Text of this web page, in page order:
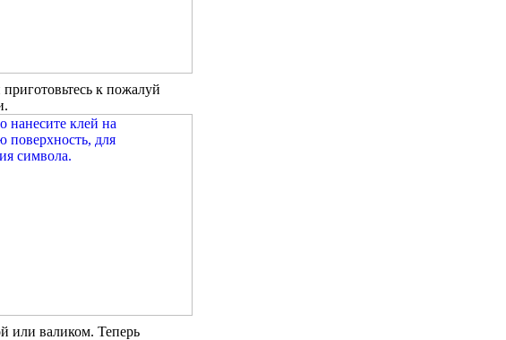
к пожалуй
или валиком. Теперь